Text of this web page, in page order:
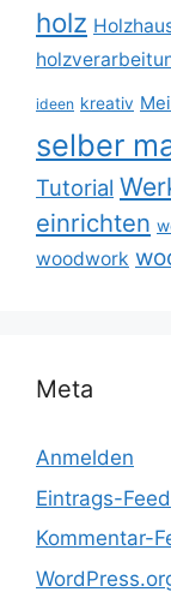
holz
ideen kreativ
selber
Tutorial
einrichten
woodwork
Meta
Anmelden
Eintrags-Feed
Kommentar-